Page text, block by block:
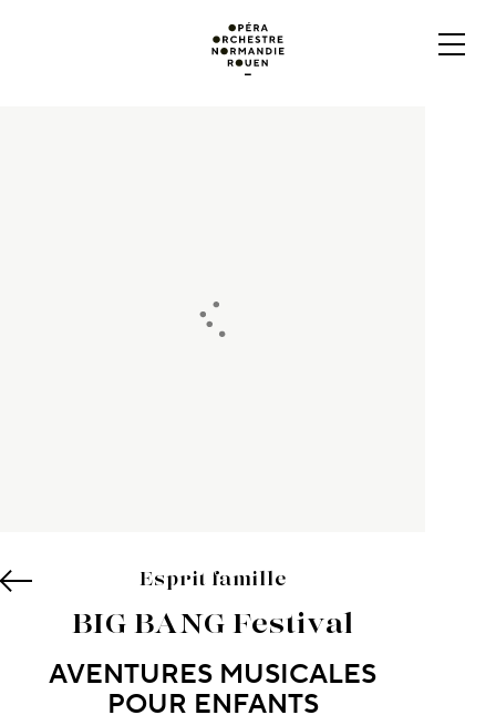
Esprit famille
BIG BANG Festival
AVENTURES MUSICALES
POUR ENFANTS